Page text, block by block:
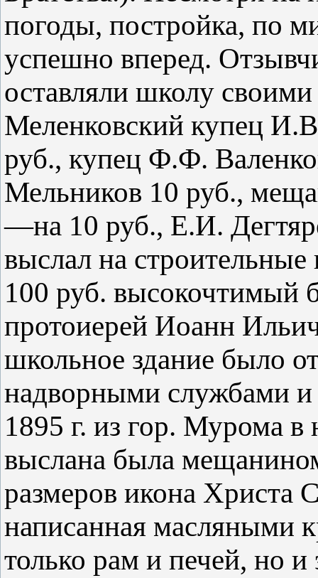
погоды, постройка, по
успешно вперед.
оставляли школу
Меленковский купец
руб., купец Ф.Ф.
Мельников 10 руб.,
—на 10 руб., Е.И.
выслал на
100 руб. высокочтимый
протоиерей Иоанн
школьное здание было
надворными службами
1895 г. из гор. Мурома
выслана была
размеров икона
написанная масляными
только рам и печей, но